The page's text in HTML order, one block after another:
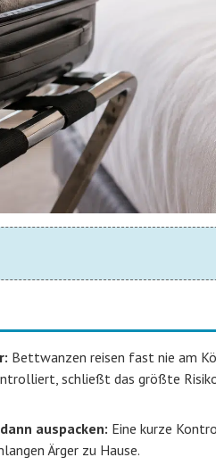
Bettwanzen reisen fast nie am
schließt das größte
auspacken: Eine kurze
Ärger zu Hause.